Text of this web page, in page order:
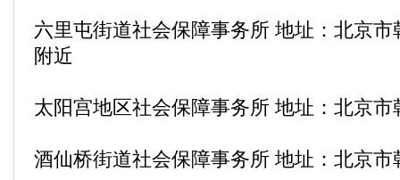
六里屯街道社会保障事务所 地址：北京
附近
太阳宫地区社会保障事务所 地址：北京市
酒仙桥街道社会保障事务所 地址：北京市